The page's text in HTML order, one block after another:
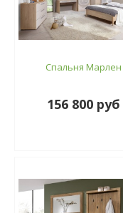
Спальня Марлен
156 800 руб